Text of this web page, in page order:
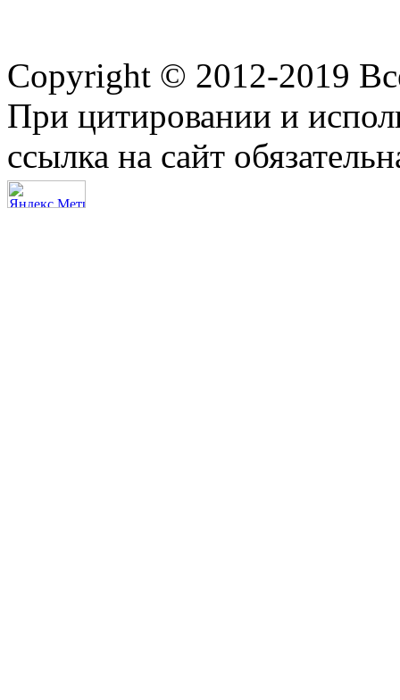
Copyright © 2012-2019
При цитировании и
ссылка на сайт